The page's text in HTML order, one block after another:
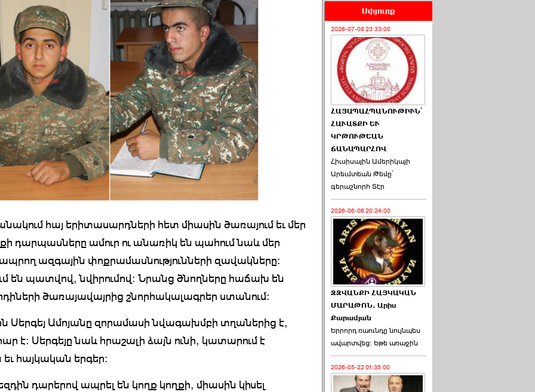
հայ երիտասարդների հետ միասին ծառայում եւ մեր
դարպասները ամուր ու անառիկ են պահում նաև մեր
ապրող ազգային փոքրամասնությունների զավակները:
են պատվով, նվիրումով: Նրանց ծնողները հաճախ են
ծառայավայրից շնորհակալագրեր ստանում:
Սերգեյ Ամոյանը զորամասի նվագախմբի տղաներից է,
է: Սերգեյը նաև հրաշալի ձայն ունի, կատարում է
հայկական երգեր:
դարերով ապրել են կողք կողքի, միասին կիսել
Սփյուռք
2026-07-08 23:33:00
ՀԱՅԱՊԱՀՊԱՆՈՒԹԻՒՆ՝
ՀԱՒԱՏՔԻ ԵՒ
ԿՐԹՈՒԹԵԱՆ
ՃԱՆԱՊԱՐՀՈՎ
Հիւսիսային Ամերիկայի
Արեւմտեան Թեմը՝
գերաշնորհ Տէր
2026-06-06 20:24:00
ԶԶՎԱՆՔԻ ՀԱՅԿԱԿԱՆ
ՄԱՐԱԹՈՆ. Արիս
Քարամյան
Երրորդ ռաունդը նույնպես
ավարտվեց։ Եթե առաջին
2026-05-22 01:35:00